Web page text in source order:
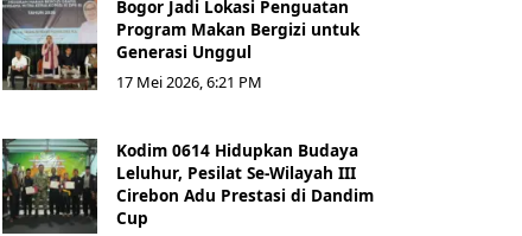
Bogor Jadi Lokasi Penguatan
Program Makan Bergizi untuk
Generasi Unggul
17 Mei 2026, 6:21 PM
Kodim 0614 Hidupkan Budaya
Leluhur, Pesilat Se-Wilayah III
Cirebon Adu Prestasi di Dandim
Cup